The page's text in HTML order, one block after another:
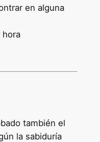
en alguna
hora
también el
la sabiduría